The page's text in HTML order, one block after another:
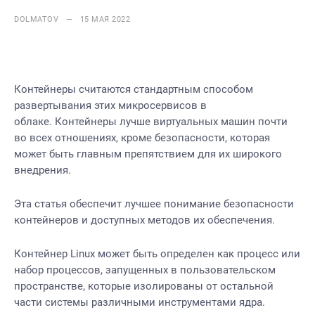
DOLMATOV — 15 МАЯ 2022
Контейнеры считаются стандартным способом
развертывания этих микросервисов в
облаке. Контейнеры лучше виртуальных машин почти
во всех отношениях, кроме безопасности, которая
может быть главным препятствием для их широкого
внедрения.
Эта статья обеспечит лучшее понимание безопасности
контейнеров и доступных методов их обеспечения.
Контейнер Linux может быть определен как процесс или
набор процессов, запущенных в пользовательском
пространстве, которые изолированы от остальной
части системы различными инструментами ядра.